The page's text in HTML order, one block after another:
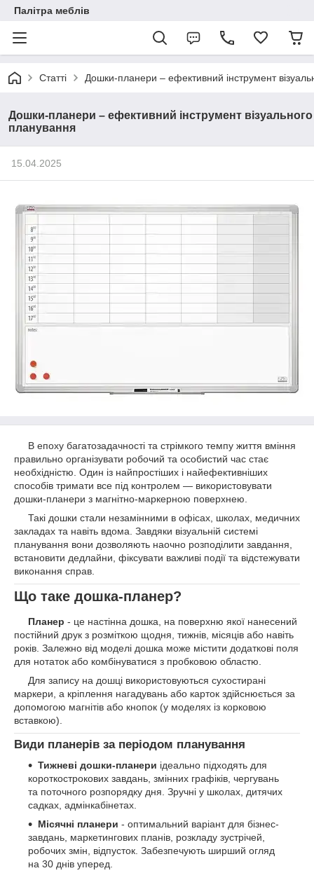
Палітра меблів
Статті Дошки-планери – ефективний інструмент
Дошки-планери – ефективний інструмент візуального
планування
15.04.2025
В епоху багатозадачності та стрімкого темпу життя вміння
правильно організувати робочий та особистий час стає
необхідністю. Один із найпростіших і найефективніших
способів тримати все під контролем — використовувати
дошки-планери з магнітно-маркерною поверхнею.
Такі дошки стали незамінними в офісах, школах, медичних
закладах та навіть вдома. Завдяки візуальній системі
планування вони дозволяють наочно розподілити завдання,
встановити дедлайни, фіксувати важливі події та відстежувати
виконання справ.
Що таке дошка-планер?
Планер - це настінна дошка, на поверхню якої нанесений
постійний друк з розміткою щодня, тижнів, місяців або навіть
років. Залежно від моделі дошка може містити додаткові поля
для нотаток або комбінуватися з пробковою областю.
Для запису на дошці використовуються сухостирані
маркери, а кріплення нагадувань або карток здійснюється за
допомогою магнітів або кнопок (у моделях із корковою
вставкою).
Види планерів за періодом планування
Тижневі дошки-планери ідеально підходять для
короткострокових завдань, змінних графіків, чергувань
та поточного розпорядку дня. Зручні у школах, дитячих
садках, адмінкабінетах.
Місячні планери - оптимальний варіант для бізнес-
завдань, маркетингових планів, розкладу зустрічей,
робочих змін, відпусток. Забезпечують ширший огляд
на 30 днів уперед.